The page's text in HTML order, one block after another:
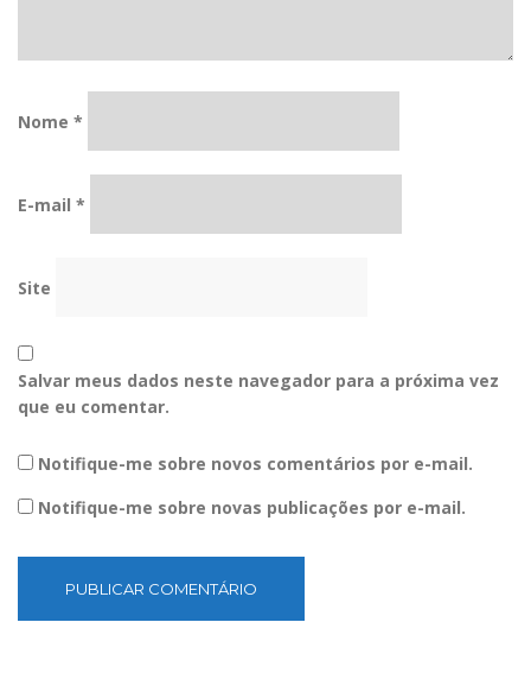
Nome *
E-mail *
Site
Salvar meus dados neste navegador para a próxima vez
que eu comentar.
Notifique-me sobre novos comentários por e-mail.
Notifique-me sobre novas publicações por e-mail.